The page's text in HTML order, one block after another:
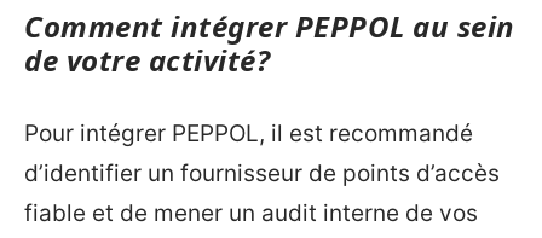
Comment intégrer PEPPOL au sein
de votre activité?
Pour intégrer PEPPOL, il est recommandé
d’identifier un fournisseur de points d’accès
fiable et de mener un audit interne de vos